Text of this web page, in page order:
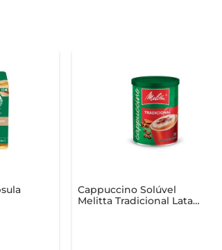
você tem a certeza de um
Cappuccino Solúvel
Melitta Tradicional Lata